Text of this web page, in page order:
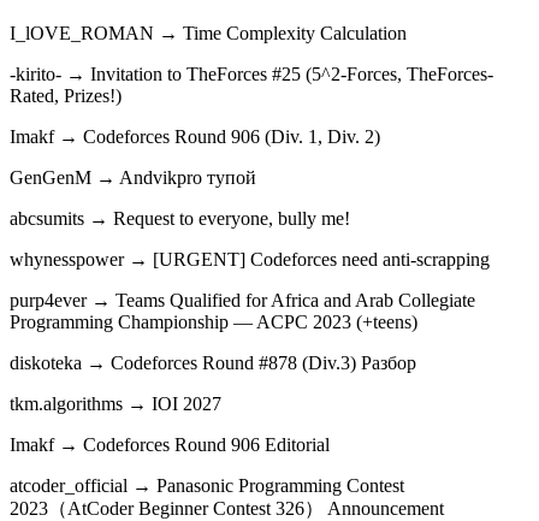
I_lOVE_ROMAN → Time Complexity Calculation
-kirito- → Invitation to TheForces #25 (5^2-Forces, TheForces-
Rated, Prizes!)
Imakf → Codeforces Round 906 (Div. 1, Div. 2)
GenGenM → Andvikpro тупой
abcsumits → Request to everyone, bully me!
whynesspower → [URGENT] Codeforces need anti-scrapping
purp4ever → Teams Qualified for Africa and Arab Collegiate
Programming Championship — ACPC 2023 (+teens)
diskoteka → Codeforces Round #878 (Div.3) Разбор
tkm.algorithms → IOI 2027
Imakf → Codeforces Round 906 Editorial
atcoder_official → Panasonic Programming Contest
2023（AtCoder Beginner Contest 326） Announcement